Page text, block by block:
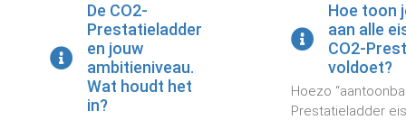
De CO2-
Prestatieladder
en jouw
ambitieniveau.
Wat houdt het
in?
Hoe toon
aan alle
CO2-
voldoet?
Hoezo
Prestatieladder